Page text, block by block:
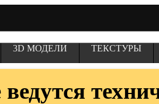
3D МОДЕЛИ ТЕКСТУРЫ
ведутся